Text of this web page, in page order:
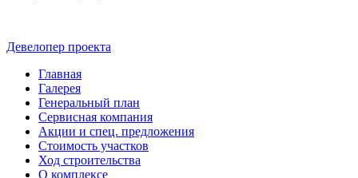
Девелопер проекта
Главная
Галерея
Генеральный план
Сервисная компания
Акции и спец. предложения
Стоимость участков
Ход строительства
О комплексе